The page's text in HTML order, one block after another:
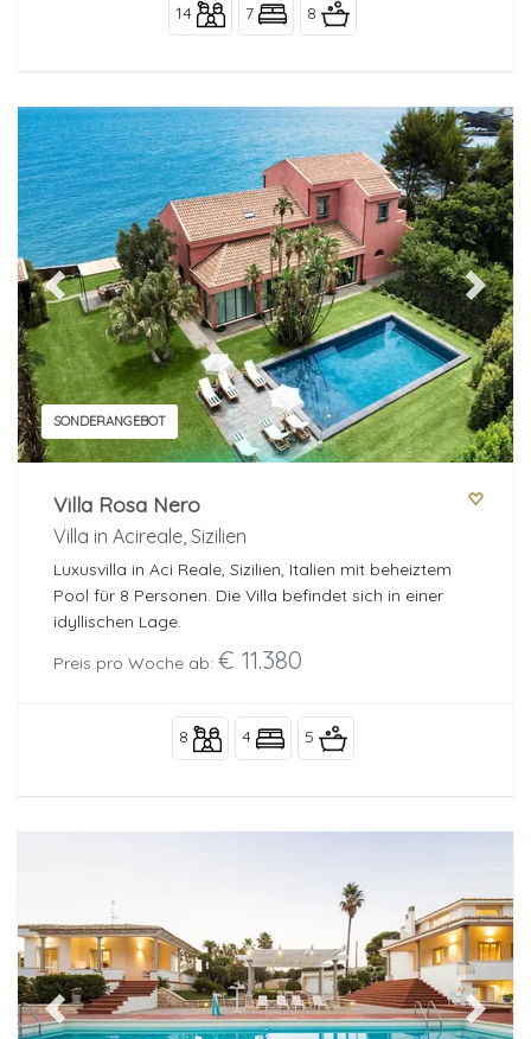
14 7 8
SONDERANGEBOT
Previous Next
Villa Rosa Nero
Villa in Acireale, Sizilien
Luxusvilla in Aci Reale, Sizilien, Italien mit beheiztem
Pool für 8 Personen. Die Villa befindet sich in einer
idyllischen Lage.
Preis pro Woche ab: € 11.380
8 4 5
Previous Next